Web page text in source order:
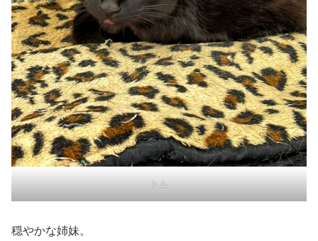
トム
穏やかな姉妹。